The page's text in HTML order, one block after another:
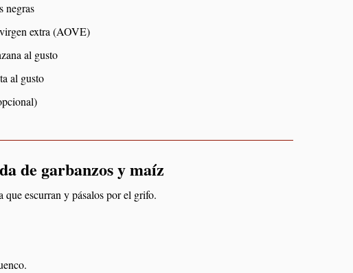
negras
extra (AOVE)
al gusto
al gusto
de garbanzos y maíz
que escurran y pásalos por el grifo.